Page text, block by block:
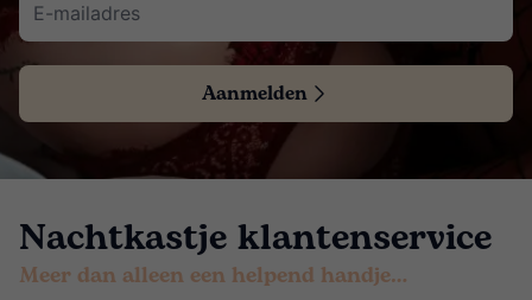
Aanmelden
Nachtkastje klantenservice
Meer dan alleen een helpend handje…